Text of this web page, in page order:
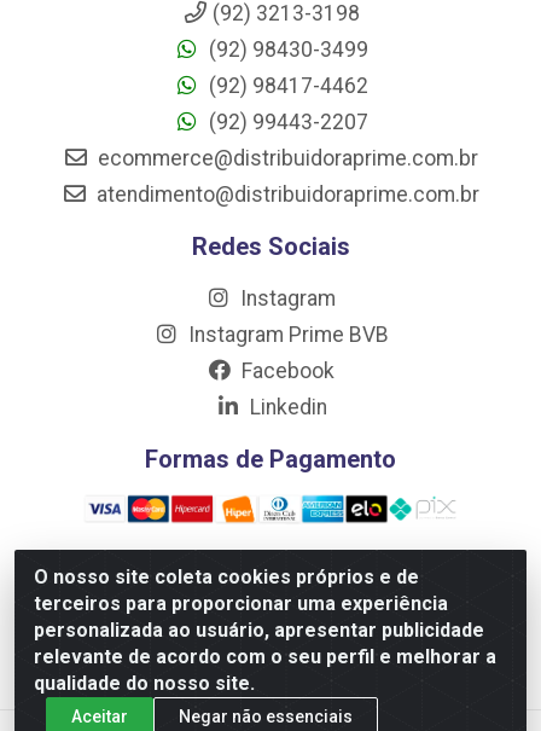
O nosso site coleta cookies próprios e de
terceiros para proporcionar uma experiência
personalizada ao usuário, apresentar publicidade
relevante de acordo com o seu perfil e melhorar a
qualidade do nosso site.
Aceitar Negar não essenciais
(92) 3213-3198
(92) 98430-3499
(92) 98417-4462
(92) 99443-2207
ecommerce@distribuidoraprime.com.br
atendimento@distribuidoraprime.com.br
Redes Sociais
Instagram
Instagram Prime BVB
Facebook
Linkedin
Formas de Pagamento
Distribuidora Prime LTDA - Av. Professor Nilton Lins, 781 -
Flores, Manaus/AM - CEP 69.058-030 - CNPJ:
10.717.750/0001-32